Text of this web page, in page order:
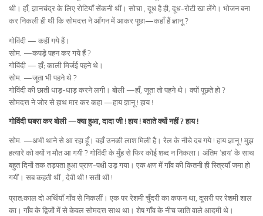
थी। हाँ, ज्ञानचंद्र के लिए रोटियाँ सेंकनी थीं। सोचा , दूध है ही, दूध-रोटी खा लेंगे। भोजन बना
कर निकली ही थी कि सोमदत्त ने आँगन में आकर पूछा—कहाँ हैं ज्ञानू ?
गोविंदी — कहीं गये हैं।
सोम. —कपड़े पहन कर गये हैं ?
गोविंदी — हाँ; काली मिर्जई पहने थे।
सोम. —जूता भी पहने थे ?
गोविंदी की छाती धाड़-धाड़ करने लगी। बोली —हाँ, जूता तो पहने थे। क्यों पूछते हो ?
सोमदत्त ने जोर से हाथ मार कर कहा —हाय ज्ञानू ! हाय !
गोविंदी घबरा कर बोली —क्या हुआ, दादा जी ! हाय ! बताते क्यों नहीं ? हाय !
सोम. —अभी थाने से आ रहा हूँ। वहाँ उनकी लाश मिली है। रेल के नीचे दब गये ! हाय ज्ञानू ! मुझ
हत्यारे को क्यों न मौत आ गयी ? गोविंदी के मुँह से फिर कोई शब्द न निकला। अंतिम ‘हाय’ के साथ
बहुत दिनों तक तड़पता हुआ प्राण-पक्षी उड़ गया। एक क्षण में गाँव की कितनी ही स्त्रियाँ जमा हो
गयीं। सब कहती थीं , देवी थी ! सती थी !
प्रात:काल दो अर्थियाँ गाँव से निकलीं। एक पर रेशमी चुँदरी का कफन था, दूसरी पर रेशमी शाल
का। गाँव के द्विजों में से केवल सोमदत्त साथ था। शेष गाँव के नीच जाति वाले आदमी थे।